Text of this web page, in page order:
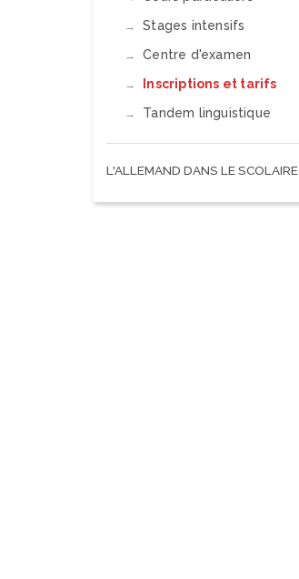
Stages intensifs
Centre d'examen
Inscriptions et tarifs
Tandem linguistique
L'ALLEMAND DANS LE SCOLAIRE